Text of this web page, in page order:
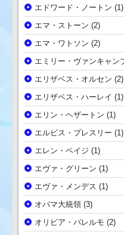
エドワード・ノートン (1)
エマ・ストーン (2)
エマ・ワトソン (2)
エミリー・ヴァンキャン
エリザベス・オルセン (2)
エリザベス・ハーレイ (1)
エリン・ヘザートン (1)
エルビス・プレスリー (1)
エレン・ペイジ (1)
エヴァ・グリーン (1)
エヴァ・メンデス (1)
オバマ大統領 (3)
オリビア・パレルモ (2)